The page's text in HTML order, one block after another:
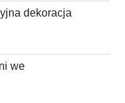
dekoracja
we